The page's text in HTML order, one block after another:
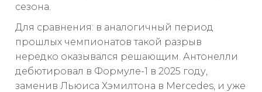
сезона.
Для сравнения: в аналогичный период
прошлых чемпионатов такой разрыв
нередко оказывался решающим. Антонелли
дебютировал в Формуле-1 в 2025 году,
заменив Льюиса Хэмилтона в Mercedes, и уже